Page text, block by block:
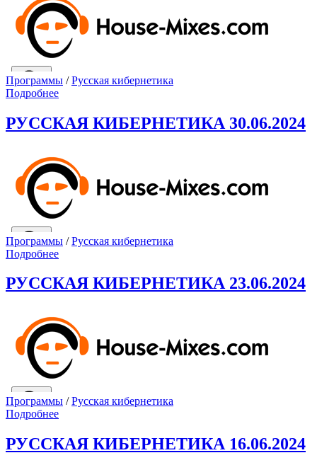
Программы /Русская кибернетика
Подробнее
РУССКАЯ КИБЕРНЕТИКА 30.06.2024
Программы /Русская кибернетика
Подробнее
РУССКАЯ КИБЕРНЕТИКА 23.06.2024
Программы /Русская кибернетика
Подробнее
РУССКАЯ КИБЕРНЕТИКА 16.06.2024